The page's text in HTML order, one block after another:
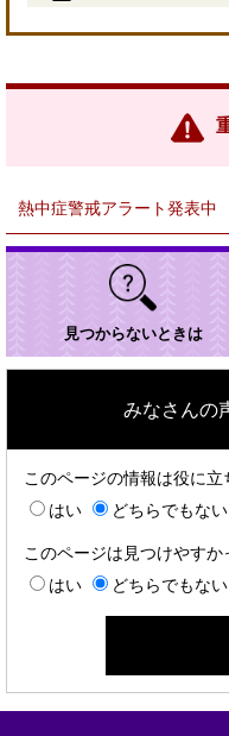
リ
熱中症警戒アラート発表中
見つからないときは
みなさんの
このページの情報は役に立
はい
どちらでもない
このページは見つけやすか
はい
どちらでもない